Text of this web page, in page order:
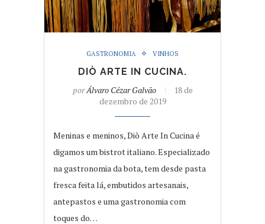
GASTRONOMIA VINHOS
DIÒ ARTE IN CUCINA.
porÁlvaro Cézar Galvão
18 de
dezembro de 2019
Meninas e meninos, Diò Arte In Cucina é
digamos um bistrot italiano. Especializado
na gastronomia da bota, tem desde pasta
fresca feita lá, embutidos artesanais,
antepastos e uma gastronomia com
toques do…